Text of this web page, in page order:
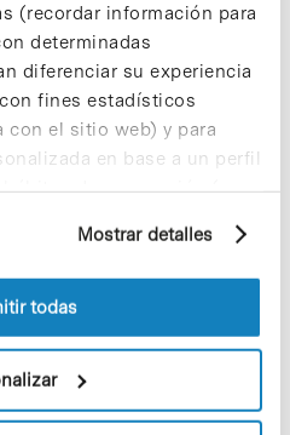
(recordar información para
determinadas
diferenciar su experiencia
fines estadísticos
con el sitio web) y para
en base a un perfil
de navegación (por
puede consultar
sitio web.
Mostrar detalles
todas
millones para
del flujo